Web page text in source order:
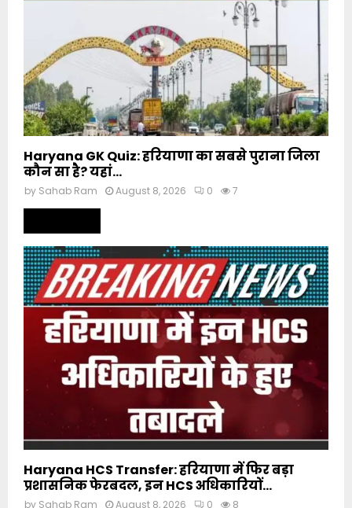
Haryana GK Quiz: हरियाणा का सबसे पुराना जिला
कौन सा है? यहां...
by Sahab Ram August 8, 2026 0 7
Haryana HCS Transfer: हरियाणा में फिर बड़ा
प्रशासनिक फेरबदल, इन HCS अधिकारियों...
by Sahab Ram August 8, 2026 0 8